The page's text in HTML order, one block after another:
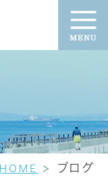
HOME ブログ